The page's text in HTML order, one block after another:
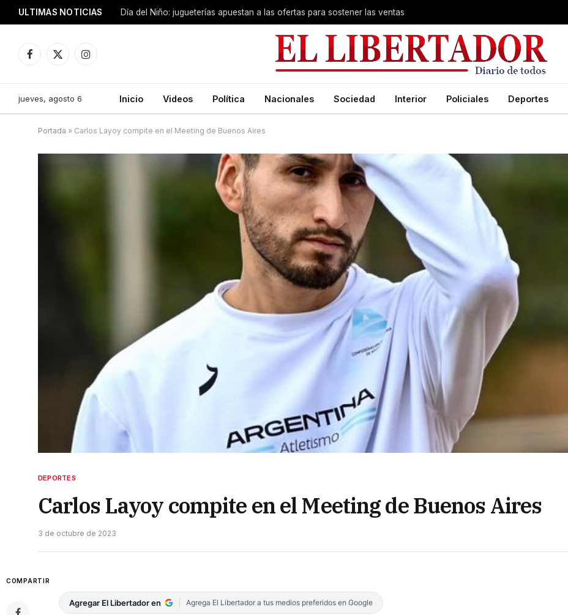
ULTIMAS NOTICIAS Día del Niño: jugueterías apuestan a las ofertas para sostener las ventas
Facebook
X
Instagram
jueves, agosto 6 Inicio Videos Política Nacionales Sociedad Interior Policiales Deportes
Portada » Carlos Layoy compite en el Meeting de Buenos Aires
DEPORTES
Carlos Layoy compite en el Meeting de Buenos Aires
3 de octubre de 2023
COMPARTIR
Agregar El Libertador en Agrega El Libertador a tus medios preferidos en Google